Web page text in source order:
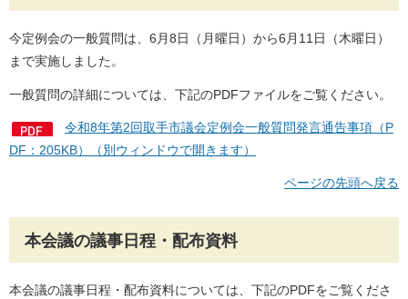
今定例会の一般質問は、6月8日（月曜日）から6月11日（木曜日）
まで実施しました。
一般質問の詳細については、下記のPDFファイルをご覧ください。
令和8年第2回取手市議会定例会一般質問発言通告事項（P
DF：205KB）（別ウィンドウで開きます）
ページの先頭へ戻る
本会議の議事日程・配布資料
本会議の議事日程・配布資料については、下記のPDFをご覧くださ